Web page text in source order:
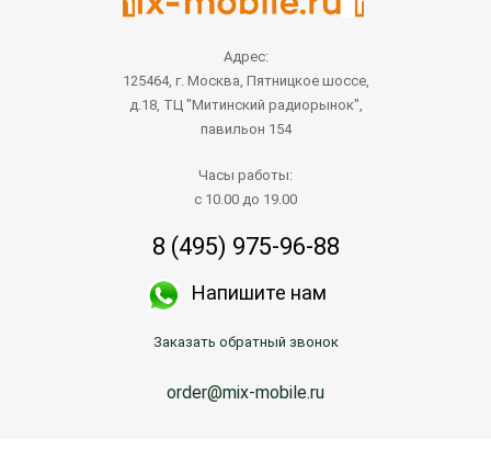
Адрес:
125464, г. Москва, Пятницкое шоссе,
д.18, ТЦ "Митинский радиорынок",
павильон 154
Часы работы:
с 10.00 до 19.00
8 (495) 975-96-88
Напишите нам
Заказать обратный звонок
order@mix-mobile.ru